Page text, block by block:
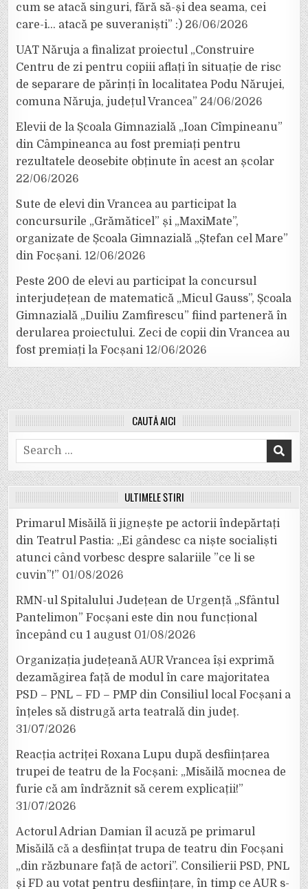
cum se atacă singuri, fără să-și dea seama, cei
care-i… atacă pe suveraniști” :) 26/06/2026
UAT Năruja a finalizat proiectul „Construire
Centru de zi pentru copiii aflați în situație de risc
de separare de părinți în localitatea Podu Nărujei,
comuna Năruja, județul Vrancea” 24/06/2026
Elevii de la Școala Gimnazială „Ioan Cîmpineanu”
din Câmpineanca au fost premiați pentru
rezultatele deosebite obținute în acest an școlar
22/06/2026
Sute de elevi din Vrancea au participat la
concursurile „Grămăticel” și „MaxiMate”,
organizate de Școala Gimnazială „Ștefan cel Mare”
din Focșani. 12/06/2026
Peste 200 de elevi au participat la concursul
interjudețean de matematică „Micul Gauss”, Școala
Gimnazială „Duiliu Zamfirescu” fiind parteneră în
derularea proiectului. Zeci de copii din Vrancea au
fost premiați la Focșani 12/06/2026
CAUTĂ AICI
Search
for:
ULTIMELE ȘTIRI
Primarul Misăilă îi jignește pe actorii îndepărtați
din Teatrul Pastia: „Ei gândesc ca niște socialiști
atunci când vorbesc despre salariile ”ce li se
cuvin”!” 01/08/2026
RMN-ul Spitalului Județean de Urgență „Sfântul
Pantelimon” Focșani este din nou funcțional
începând cu 1 august 01/08/2026
Organizația județeană AUR Vrancea își exprimă
dezamăgirea față de modul în care majoritatea
PSD – PNL – FD – PMP din Consiliul local Focșani a
înțeles să distrugă arta teatrală din județ.
31/07/2026
Reacția actriței Roxana Lupu după desființarea
trupei de teatru de la Focșani: „Misăilă mocnea de
furie că am îndrăznit să cerem explicații!”
31/07/2026
Actorul Adrian Damian îl acuză pe primarul
Misăilă că a desființat trupa de teatru din Focșani
„din răzbunare față de actori”. Consilierii PSD, PNL
și FD au votat pentru desființare, în timp ce AUR s-